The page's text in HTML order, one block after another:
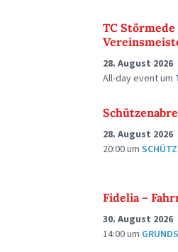
TC Störmede
28. August 2026
All-day eventum
28. August 2026
20:00um
Fidelia –
30. August 2026
14:00um